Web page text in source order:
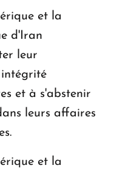
et la
d'Iran
leur
intégrité
et à s'abstenir
leurs affaires
et la